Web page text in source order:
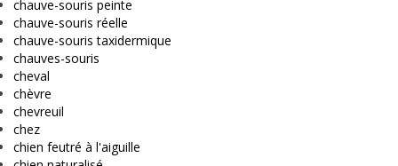
chauve-souris peinte
chauve-souris réelle
chauve-souris taxidermique
chauves-souris
cheval
chèvre
chevreuil
chez
chien feutré à l'aiguille